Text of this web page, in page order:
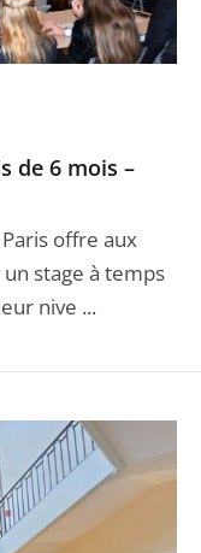
de 6 mois –
offre aux
stage à temps
nive ...